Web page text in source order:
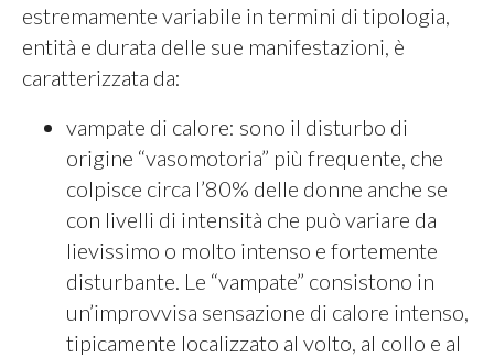
estremamente variabile in termini di tipologia,
entità e durata delle sue manifestazioni, è
caratterizzata da:
vampate di calore: sono il disturbo di
origine “vasomotoria” più frequente, che
colpisce circa l’80% delle donne anche se
con livelli di intensità che può variare da
lievissimo o molto intenso e fortemente
disturbante. Le “vampate” consistono in
un’improvvisa sensazione di calore intenso,
tipicamente localizzato al volto, al collo e al